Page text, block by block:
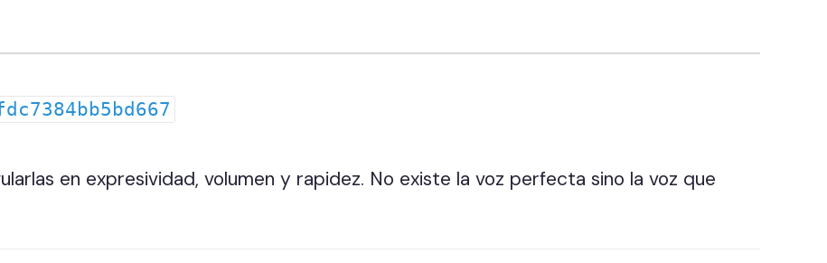
en expresividad, volumen y rapidez. No existe la voz perfecta sino la voz que